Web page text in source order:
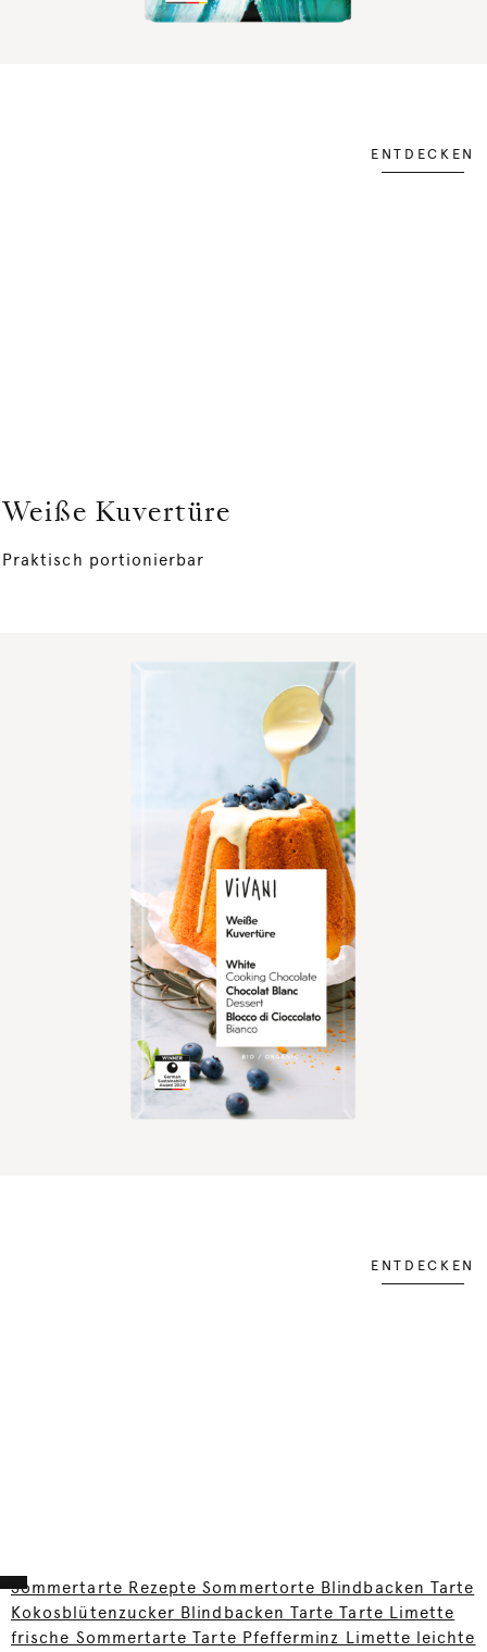
ENTDECKEN
Weiße Kuvertüre
Praktisch portionierbar
ENTDECKEN
Sommertarte Rezepte Sommertorte Blindbacken Tarte
Kokosblütenzucker Blindbacken Tarte Tarte Limette
frische Sommertarte Tarte Pfefferminz Limette leichte